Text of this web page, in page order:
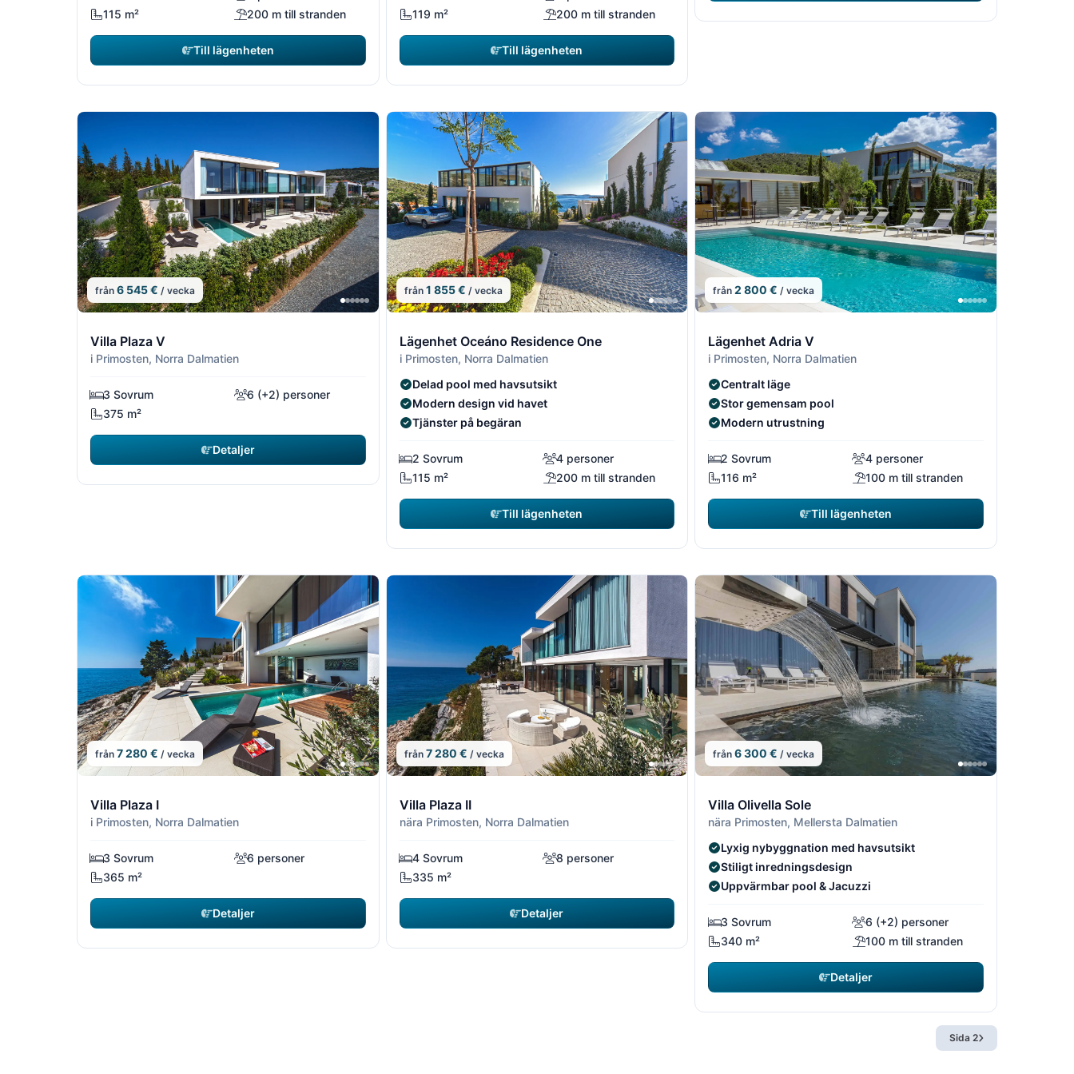
115 m²
200 m till stranden
Till lägenheten
119 m²
200 m till stranden
Till lägenheten
från 6 545 € / vecka
Villa Plaza V
i Primosten, Norra Dalmatien
3 Sovrum
6 (+2) personer
375 m²
Detaljer
från 1 855 € / vecka
Lägenhet Oceáno Residence One
i Primosten, Norra Dalmatien
Delad pool med havsutsikt
Modern design vid havet
Tjänster på begäran
2 Sovrum
4 personer
115 m²
200 m till stranden
Till lägenheten
från2 800 € / vecka
Lägenhet Adria V
i Primosten, Norra Dalmatien
Centralt läge
Stor gemensam pool
Modern utrustning
2 Sovrum
4 personer
116 m²
100 m till stranden
Till lägenheten
från 7 280 € / vecka
Villa Plaza I
i Primosten, Norra Dalmatien
3 Sovrum
6 personer
365 m²
Detaljer
från 7 280 € / vecka
Villa Plaza II
nära Primosten, Norra Dalmatien
4 Sovrum
8 personer
335 m²
Detaljer
från6 300 € / vecka
Villa Olivella Sole
nära Primosten, Mellersta Dalmatien
Lyxig nybyggnation med havsutsikt
Stiligt inredningsdesign
Uppvärmbar pool & Jacuzzi
3 Sovrum
6 (+2) personer
340 m²
100 m till stranden
Detaljer
Sida 2